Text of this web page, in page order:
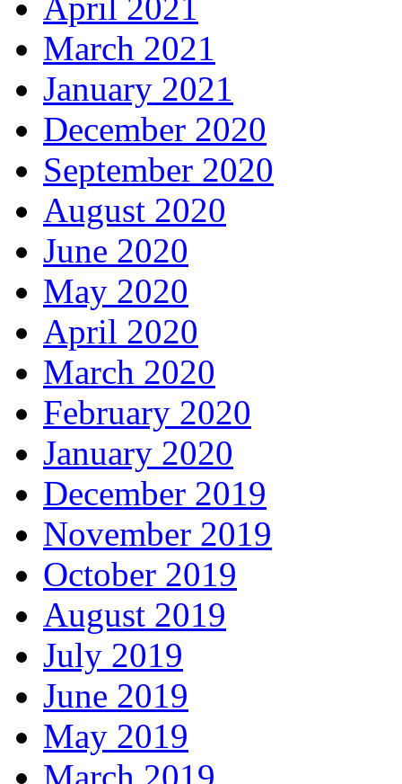
April 2021
March 2021
January 2021
December 2020
September 2020
August 2020
June 2020
May 2020
April 2020
March 2020
February 2020
January 2020
December 2019
November 2019
October 2019
August 2019
July 2019
June 2019
May 2019